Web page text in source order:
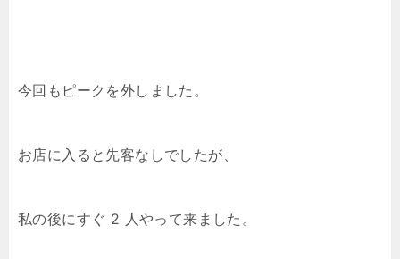
今回もピークを外しました。
お店に入ると先客なしでしたが、
私の後にすぐ 2 人やって来ました。